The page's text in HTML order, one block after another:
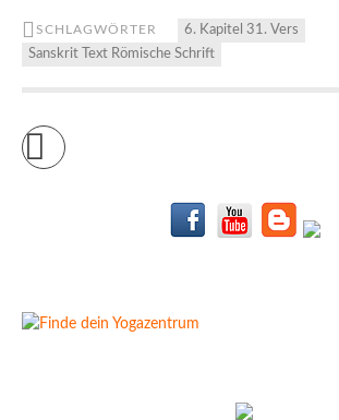
SCHLAGWÖRTER
6. Kapitel 31. Vers
Sanskrit Text Römische Schrift